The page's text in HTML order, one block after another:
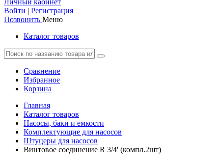
Личный кабинет
Войти | Регистрация
Позвонить Меню
Каталог товаров
Сравнение
Избранное
Корзина
Главная
Каталог товаров
Насосы, баки и емкости
Комплектующие для насосов
Штуцеры для насосов
Винтовое соединение R 3/4' (компл.2шт)